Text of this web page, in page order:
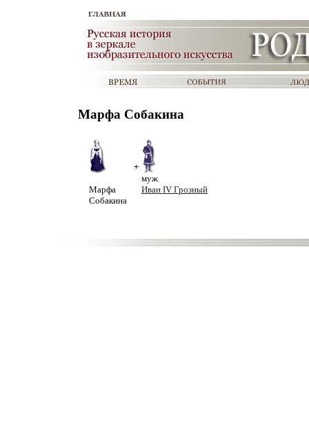
Марфа Собакина
Марфа
Собакина
+
муж
Иван IV Грозный